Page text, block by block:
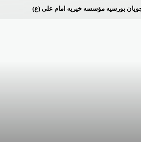
بورسیه مؤسسه خیریه امام علی (ع)